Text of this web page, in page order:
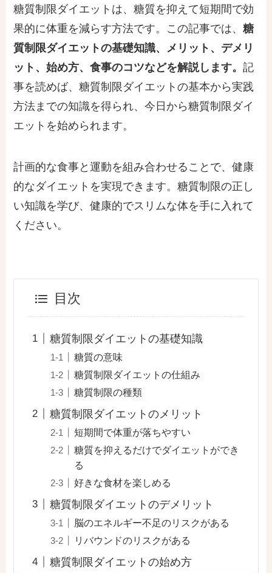
糖質制限ダイエットは、糖質を抑えて短期間で効
果的に体重を減らす方法です。この記事では、糖
質制限ダイエットの基礎知識、メリット、デメリ
ット、始め方、食事のコツなどを解説します。記
事を読めば、糖質制限ダイエットの基本から実践
方法までの知識を得られ、今日から糖質制限ダイ
エットを始められます。
計画的な食事と運動を組み合わせることで、健康
的なダイエットを実現できます。糖質制限の正し
い知識を学び、健康的でスリムな体を手に入れて
ください。
目次
糖質制限ダイエットの基礎知識
糖質の意味
糖質制限ダイエットの仕組み
糖質制限の種類
糖質制限ダイエットのメリット
短期間で体重が落ちやすい
糖質を抑えるだけでダイエットができ
る
好きな食材を楽しめる
糖質制限ダイエットのデメリット
脳のエネルギー不足のリスクがある
リバウンドのリスクがある
糖質制限ダイエットの始め方